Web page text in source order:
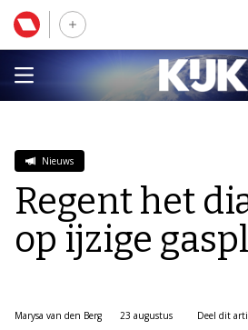
Nieuws
Regent het
op ijzige
Marysa van den Berg
23 augustus
Deel dit